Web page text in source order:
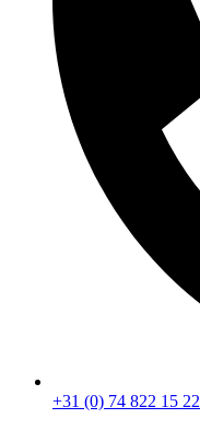
+31 (0) 74 822 15 22